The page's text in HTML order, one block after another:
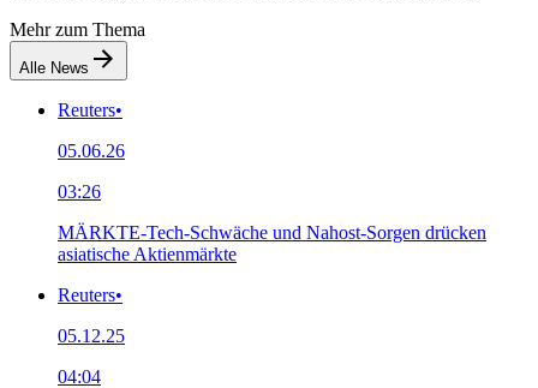
Mehr zum Thema
Alle News
Reuters•
05.06.26
03:26
MÄRKTE-Tech-Schwäche und Nahost-Sorgen drücken
asiatische Aktienmärkte
Reuters•
05.12.25
04:04